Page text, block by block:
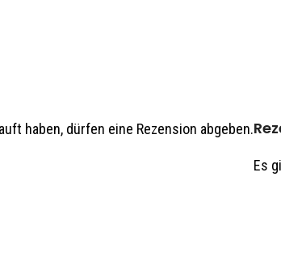
Mitglied im Verband Erzgebirgischer
oder auf Anfrage. Es
haben, dürfen eine Rezension abgeben.